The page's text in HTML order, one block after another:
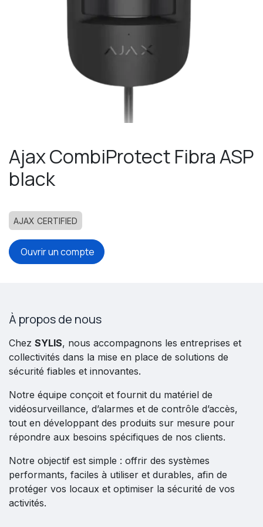
Ajax CombiProtect Fibra ASP
black
AJAX CERTIFIED
Ouvrir un compte
À propos de nous
Chez SYLIS, nous accompagnons les entreprises et
collectivités dans la mise en place de solutions de
sécurité fiables et innovantes.
Notre équipe conçoit et fournit du matériel de
vidéosurveillance, d’alarmes et de contrôle d’accès,
tout en développant des produits sur mesure pour
répondre aux besoins spécifiques de nos clients.
Notre objectif est simple : offrir des systèmes
performants, faciles à utiliser et durables, afin de
protéger vos locaux et optimiser la sécurité de vos
activités.